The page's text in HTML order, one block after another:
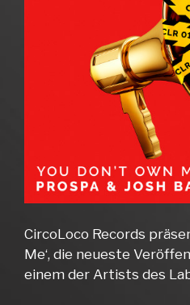
CircoLoco Records
Me‘, die neueste
einem der Artists des